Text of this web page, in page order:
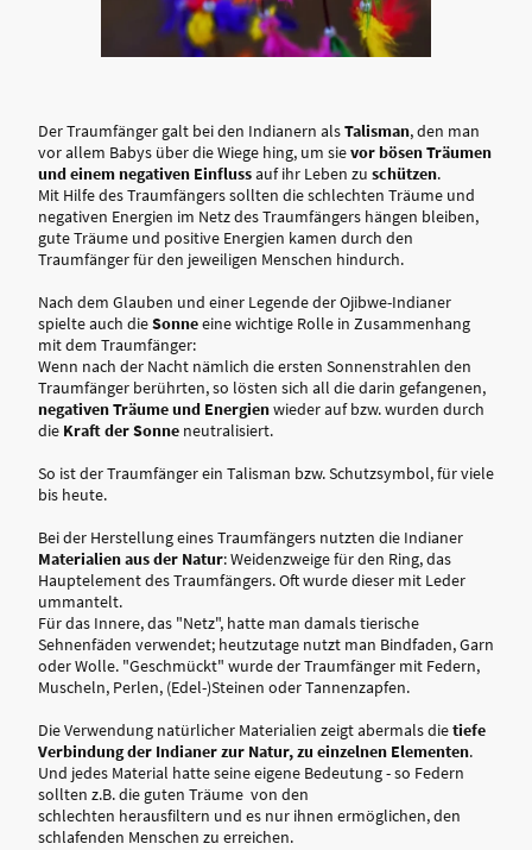
Der Traumfänger galt bei den Indianern alsTalisman, den man
vor allem Babys über die Wiege hing, um sievor bösen Träumen
und einem negativen Einflussauf ihr Leben zu schützen.
Mit Hilfe des Traumfängers sollten die schlechten Träume und
negativen Energien im Netz des Traumfängers hängen bleiben,
gute Träume und positive Energien kamen durch den
Traumfänger für den jeweiligen Menschen hindurch.
Nach dem Glauben und einer Legende der Ojibwe-Indianer
spielte auch dieSonneeine wichtige Rolle in Zusammenhang
mit dem Traumfänger:
Wenn nach der Nacht nämlich die ersten Sonnenstrahlen den
Traumfänger berührten, so lösten sich all die darin gefangenen,
negativen Träume und Energienwieder auf bzw. wurden durch
die Kraft der Sonne neutralisiert.
So ist der Traumfänger ein Talisman bzw. Schutzsymbol, für viele
bis heute.
Bei der Herstellung eines Traumfängers nutzten die Indianer
Materialien aus der Natur: Weidenzweige für den Ring, das
Hauptelement des Traumfängers. Oft wurde dieser mit Leder
ummantelt.
Für das Innere, das "Netz", hatte man damals tierische
Sehnenfäden verwendet; heutzutage nutzt man Bindfaden, Garn
oder Wolle. "Geschmückt" wurde der Traumfänger mit Federn,
Muscheln, Perlen, (Edel-)Steinen oder Tannenzapfen.
Die Verwendung natürlicher Materialien zeigt abermals dietiefe
Verbindung der Indianer zur Natur, zu einzelnen Elementen.
Und jedes Material hatte seine eigene Bedeutung - so Federn
sollten z.B. die guten Träume von den
schlechten herausfiltern und es nur ihnen ermöglichen, den
schlafenden Menschen zu erreichen.